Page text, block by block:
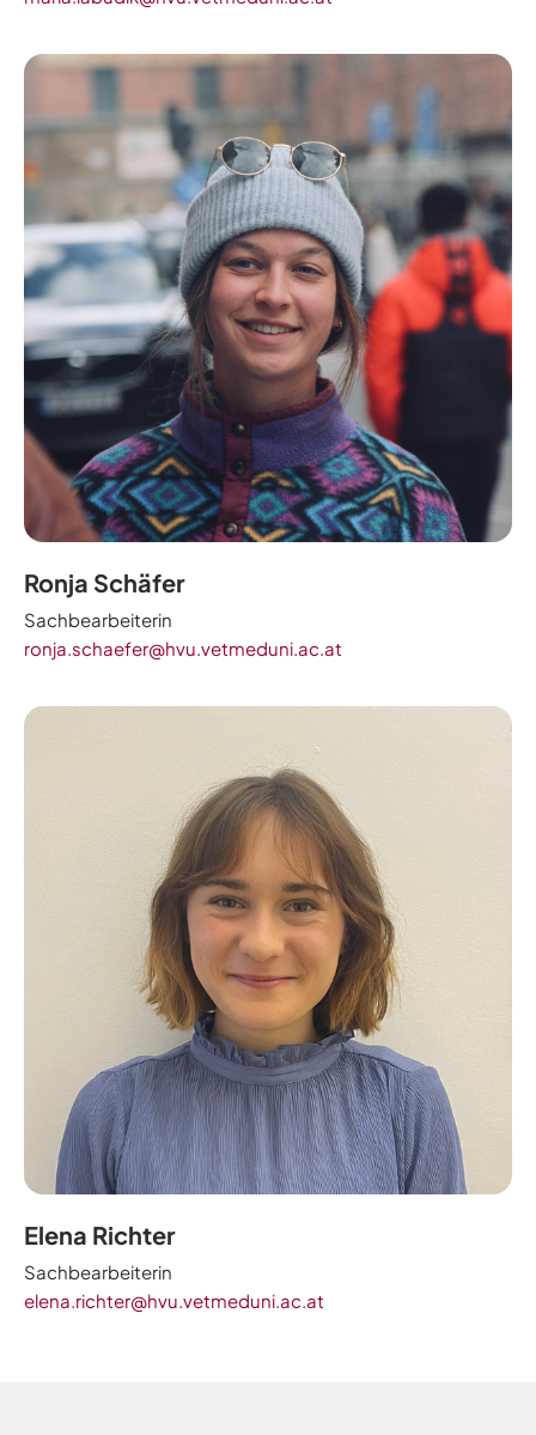
Ronja Schäfer
Sachbearbeiterin
ronja.schaefer@hvu.vetmeduni.ac.at
Elena Richter
Sachbearbeiterin
elena.richter@hvu.vetmeduni.ac.at